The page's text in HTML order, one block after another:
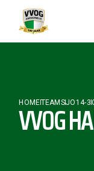
HOMETEAMSJO14-3
VVOG